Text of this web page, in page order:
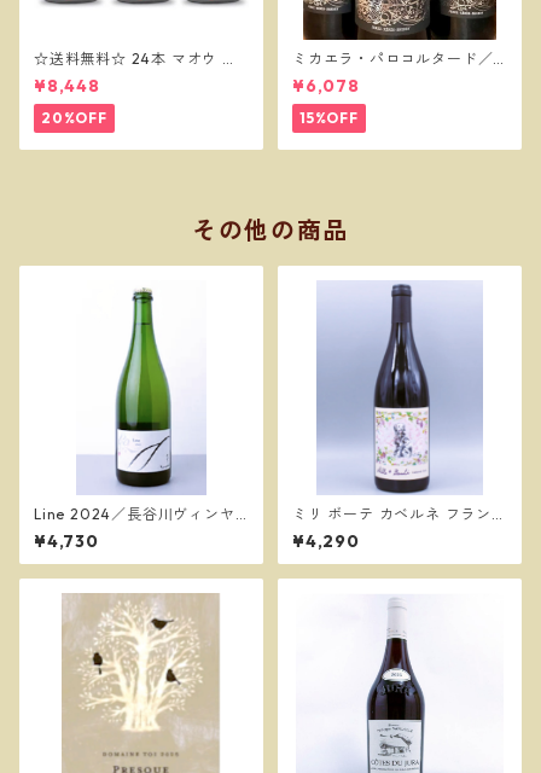
☆送料無料☆ 24本 マオウ セ
ッションIPA 330缶 MAHOU
IPA
¥8,448
20%OFF
ミカエラ・パロコルタード／
ボデガスバロン
¥6,078
15%OFF
その他の商品
Line 2024／長谷川ヴィンヤ
ード
¥4,730
ミリ ボーテ カベルネ フラン 2
023／ミリ・ボーテ［テール
ドシエル醸造］
¥4,290